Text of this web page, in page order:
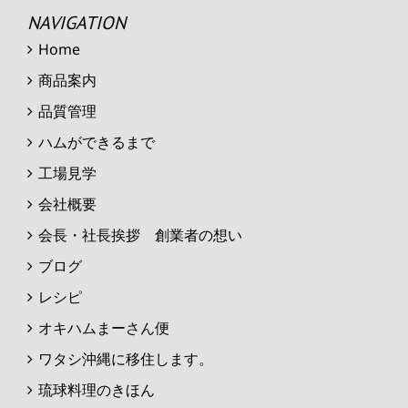
NAVIGATION
Home
商品案内
品質管理
ハムができるまで
工場見学
会社概要
会長・社長挨拶 創業者の想い
ブログ
レシピ
オキハムまーさん便
ワタシ沖縄に移住します。
琉球料理のきほん